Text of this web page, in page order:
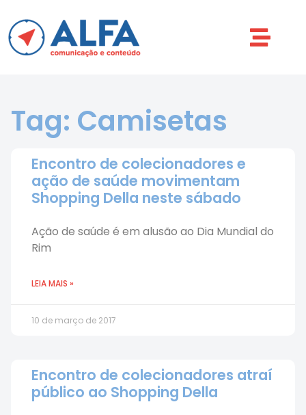
Tag: Camisetas
Encontro de colecionadores e
ação de saúde movimentam
Shopping Della neste sábado
Ação de saúde é em alusão ao Dia Mundial do
Rim
LEIA MAIS »
10 de março de 2017
Encontro de colecionadores atraí
público ao Shopping Della